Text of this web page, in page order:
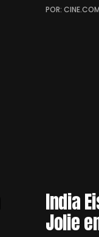
POR:
India
Jolie